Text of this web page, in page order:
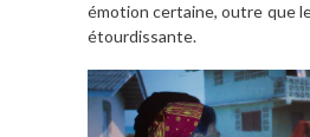
émotion certaine, outre que
étourdissante.